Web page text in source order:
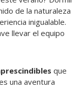
de la naturaleza
inigualable.
llevar el equipo
que
una aventura